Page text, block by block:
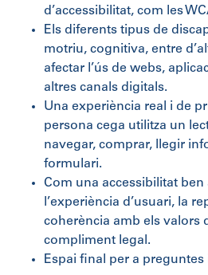
d’accessibilitat, com les
Els diferents tipus de
motriu, cognitiva, entre
afectar l’ús de webs,
altres canals digitals.
Una experiència real i de
persona cega utilitza un
navegar, comprar, llegir
formulari.
Com una accessibilitat
l’experiència d’usuari, la
coherència amb els valors
compliment legal.
Espai final per a